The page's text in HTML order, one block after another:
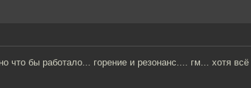
что бы работало... горение и резонанс.... гм... хотя всё